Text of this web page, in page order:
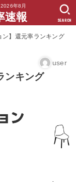
年8月
速報 SEARCH
ン】還元率ランキング
user
ンキング